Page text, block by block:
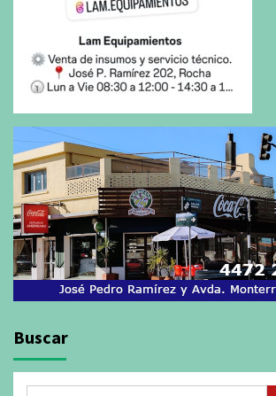
Buscar